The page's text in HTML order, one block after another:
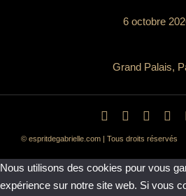
6 octobre
Grand Palais,
© espritdegabrielle.com | Tous droits réservés
Nous utilisons des cookies pour vous
expérience sur notre site web. Si vous